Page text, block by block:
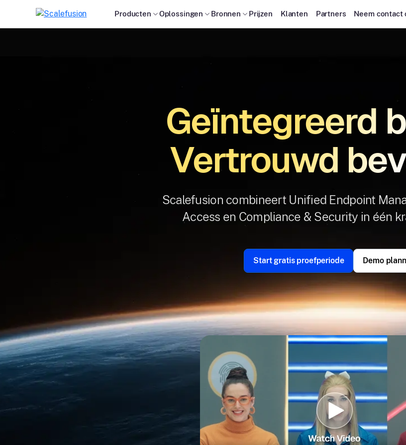
Producten Oplossingen Bronnen Prijzen Klanten Partners Neem contact
Geïntegreerd
Vertrouwd
Scalefusion combineert Unified Endpoint
Access en Compliance & Security in één
Start gratis proefperiode Demo